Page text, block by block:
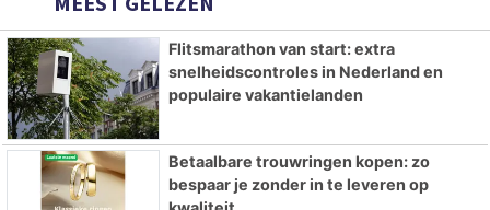
Flitsmarathon van start: extra
snelheidscontroles in Nederland en
populaire vakantielanden
Betaalbare trouwringen kopen: zo
bespaar je zonder in te leveren op